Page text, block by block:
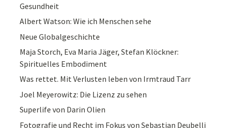
Gesundheit
Albert Watson: Wie ich Menschen sehe
Neue Globalgeschichte
Maja Storch, Eva Maria Jäger, Stefan Klöckner:
Spirituelles Embodiment
Was rettet. Mit Verlusten leben von Irmtraud Tarr
Joel Meyerowitz: Die Lizenz zu sehen
Superlife von Darin Olien
Fotografie und Recht im Fokus von Sebastian Deubelli